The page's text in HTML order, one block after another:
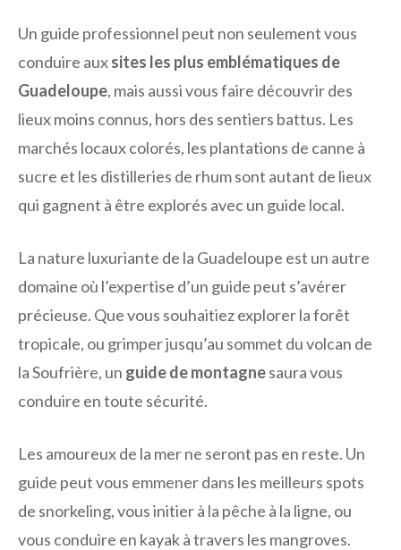
Un guide professionnel peut non seulement vous
conduire auxsites les plus emblématiques de
Guadeloupe, mais aussi vous faire découvrir des
lieux moins connus, hors des sentiers battus. Les
marchés locaux colorés, les plantations de canne à
sucre et les distilleries de rhum sont autant de lieux
qui gagnent à être explorés avec un guide local.
La nature luxuriante de la Guadeloupe est un autre
domaine où l’expertise d’un guide peut s’avérer
précieuse. Que vous souhaitiez explorer la forêt
tropicale, ou grimper jusqu’au sommet du volcan de
la Soufrière, un guide de montagnesaura vous
conduire en toute sécurité.
Les amoureux de la mer ne seront pas en reste. Un
guide peut vous emmener dans les meilleurs spots
de snorkeling, vous initier à la pêche à la ligne, ou
vous conduire en kayak à travers les mangroves.